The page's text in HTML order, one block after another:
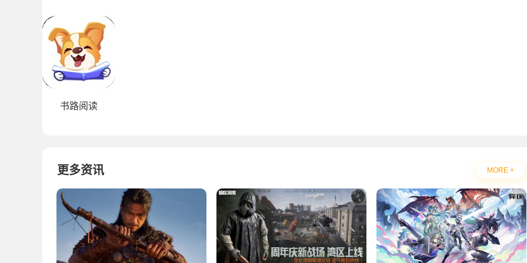
书路阅读
更多资讯 MORE +